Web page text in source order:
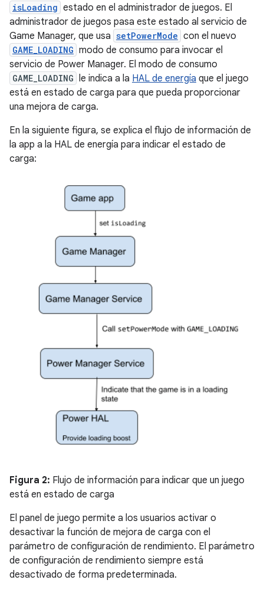
isLoading estado en el administrador de juegos. El
administrador de juegos pasa este estado al servicio de
Game Manager, que usa setPowerMode con el nuevo
GAME_LOADING modo de consumo para invocar el
servicio de Power Manager. El modo de consumo
GAME_LOADING le indica a la HAL de energía que el juego
está en estado de carga para que pueda proporcionar
una mejora de carga.
En la siguiente figura, se explica el flujo de información de
la app a la HAL de energía para indicar el estado de
carga:
Figura 2: Flujo de información para indicar que un juego
está en estado de carga
El panel de juego permite a los usuarios activar o
desactivar la función de mejora de carga con el
parámetro de configuración de rendimiento. El parámetro
de configuración de rendimiento siempre está
desactivado de forma predeterminada.